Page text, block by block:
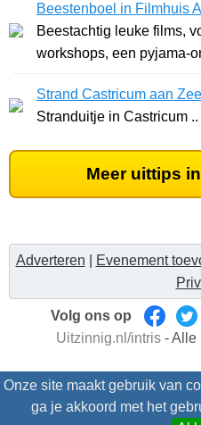
Onze site maakt gebruik van
ga je akkoord met het
Beestenboel in Filmhuis
Beestachtig leuke films,
workshops, een pyjama-
Strand Castricum aan Zee
Stranduitje in Castricum ..
Meer uittips
Adverteren Evenement
Volg ons op
Uitzinnig.nl/intris - Alle